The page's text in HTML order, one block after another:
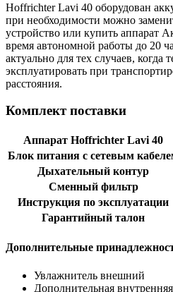
Hoffrichter Lavi 40 оборудован
при необходимости можно
устройство или купить аппарат
время автономной работы до 20
актуально для тех случаев, когда
эксплуатировать при
расстояния.
Комплект поставки
Аппарат Hoffrichter Lavi 40
Блок питания с сетевым
Дыхательный контур
Сменный фильтр
Инструкция по эксплуатации
Гарантийный талон
Дополнительные
Увлажнитель внешний
Дополнительная